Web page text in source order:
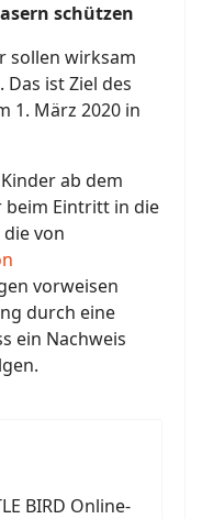
schützen
sollen wirksam
ist Ziel des
1. März 2020 in
ab dem
beim Eintritt in die
von
vorweisen
durch eine
ein Nachweis
BIRD Online-